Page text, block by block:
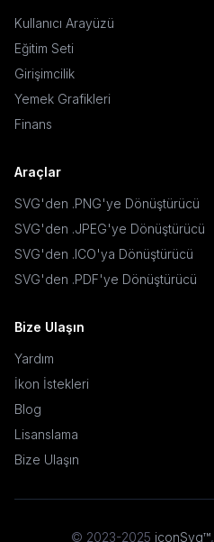
Kullanıcı Arayüzü
Eğitim Seti
Girişimcilik
Yemek Grafikleri
Finans
Araçlar
SVG'den .PNG'ye Dönüştürücü
SVG'den .JPEG'ye Dönüştürücü
SVG'den .ICO'ya Dönüştürücü
SVG'den .PDF'ye Dönüştürücü
Bize Ulaşın
Yardım
İkon İstekleri
Blog
Lisanslama
Bize Ulaşın
© 2023-2025 iconSvg™,